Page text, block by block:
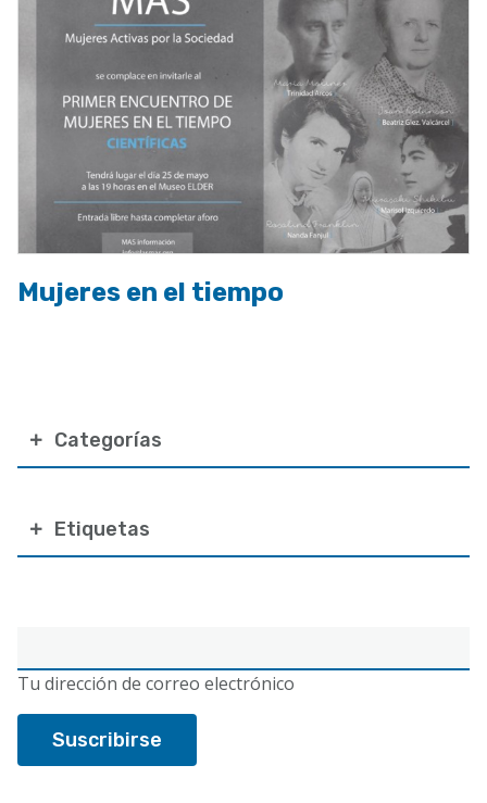
electrónico
Tu dirección de correo electrónico
Categorías
Etiquetas
Mujeres en el tiempo